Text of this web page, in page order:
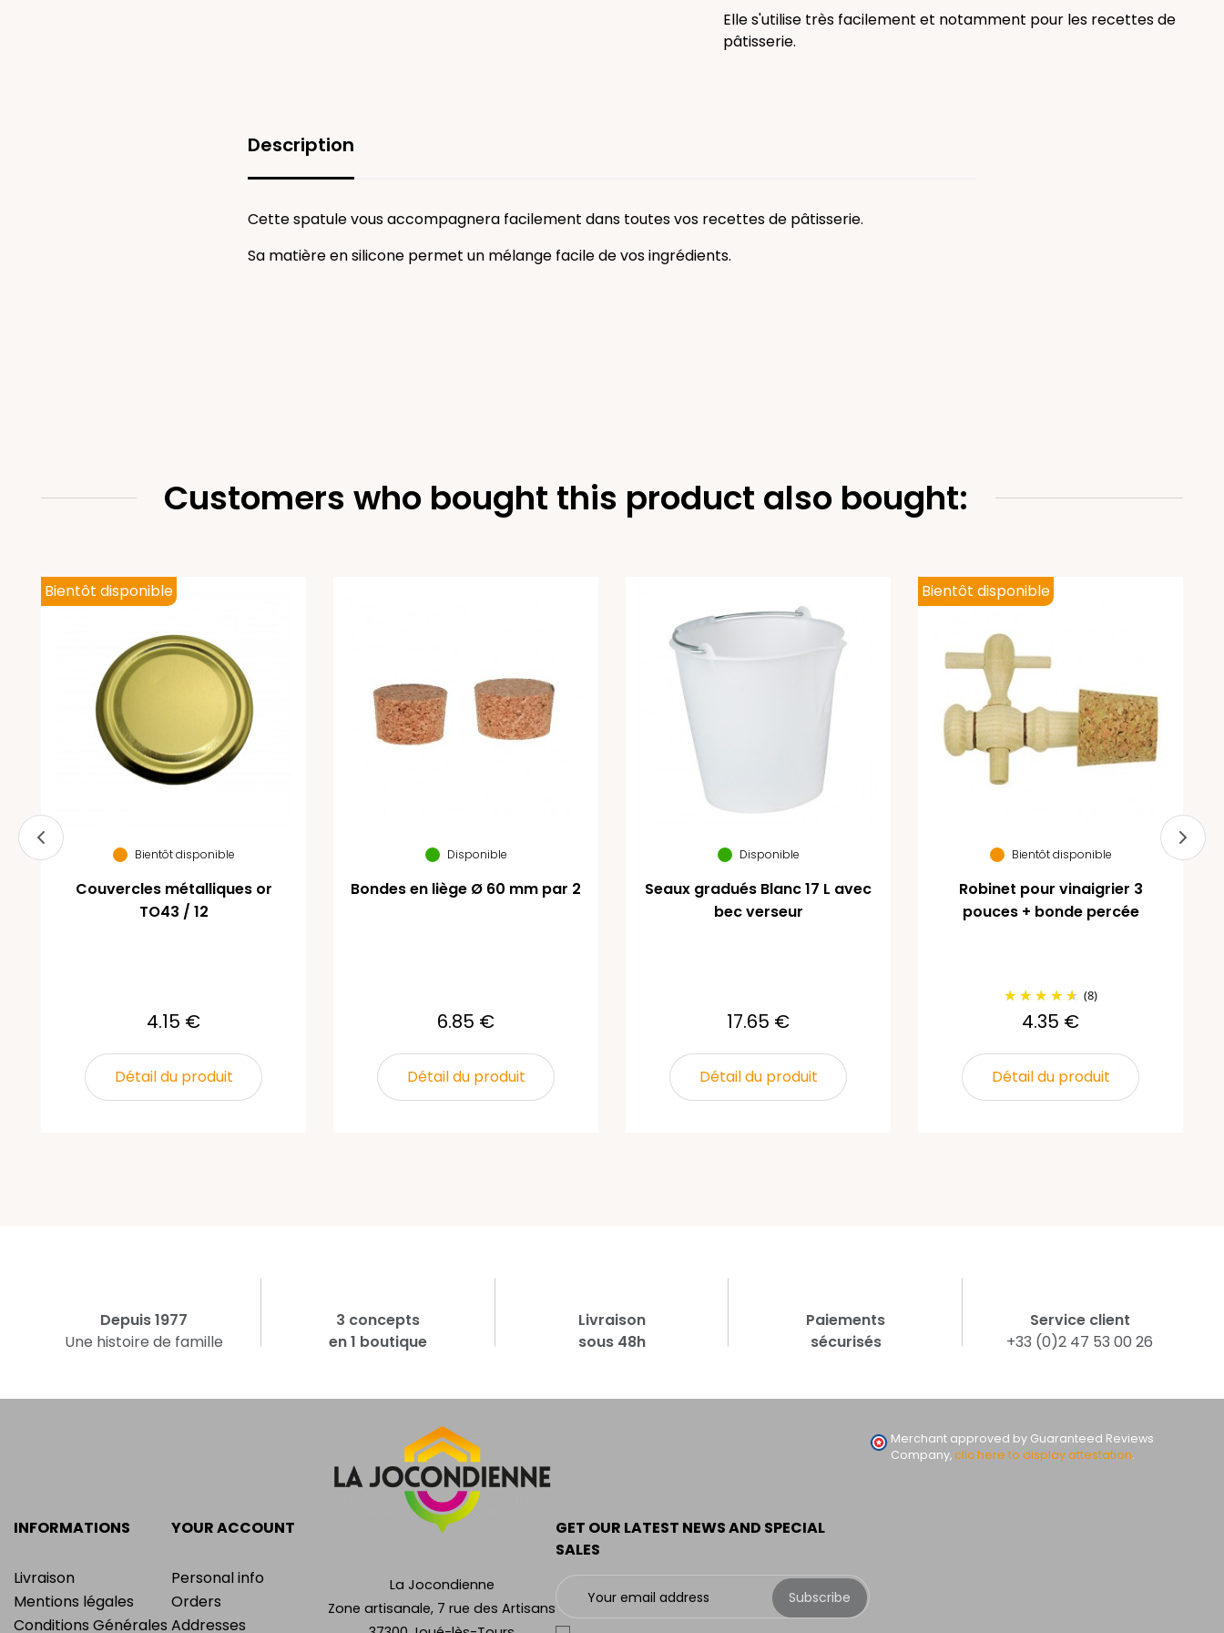
Elle s'utilise très facilement et notamment pour les recettes de
pâtisserie.
Description
Cette spatule vous accompagnera facilement dans toutes vos recettes de pâtisserie.
Sa matière en silicone permet un mélange facile de vos ingrédients.
Customers who bought this product also bought:
Bientôt disponible
Couvercles métalliques or
TO43 / 12
4.15 €
Détail du produit
Bientôt disponible
Disponible
Bondes en liège Ø 60 mm par 2
6.85 €
Détail du produit
Disponible
Seaux gradués Blanc 17 L avec
bec verseur
17.65 €
Détail du produit
Bientôt disponible
Robinet pour vinaigrier 3
pouces + bonde percée
(8)
4.35 €
Détail du produit
Bientôt disponible
Depuis 1977
Une histoire de famille
3 concepts
en 1 boutique
Livraison
sous 48h
Paiements
sécurisés
Service client
+33 (0)2 47 53 00 26
INFORMATIONS
Livraison
Mentions légales
Conditions Générales
YOUR ACCOUNT
Personal info
Orders
Addresses
La Jocondienne
Zone artisanale, 7 rue des Artisans
GET OUR LATEST NEWS AND SPECIAL
SALES
Subscribe
Merchant approved by Guaranteed Reviews
Company,clic here to display attestation.